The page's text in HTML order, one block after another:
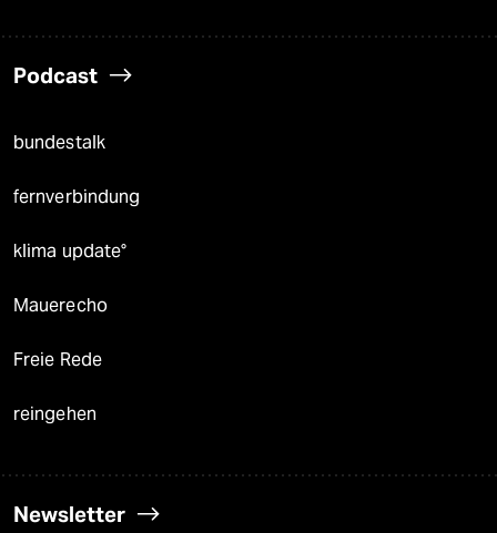
Podcast
bundestalk
fernverbindung
klima update°
Mauerecho
Freie Rede
reingehen
Newsletter